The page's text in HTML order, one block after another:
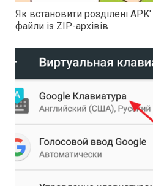
Як встановити розділені
файли із ZIP-архівів